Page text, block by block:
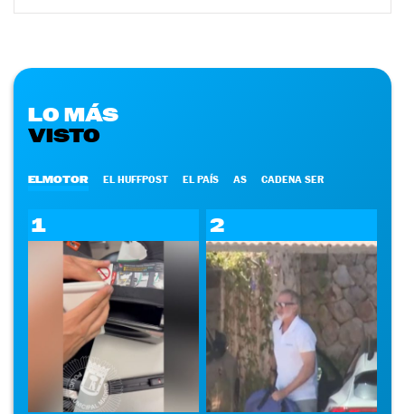
LO MÁS
VISTO
ELMOTOR EL HUFFPOST EL PAÍS AS CADENA SER
1 2